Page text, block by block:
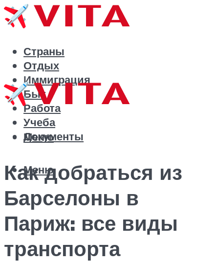
Страны
Отдых
Иммиграция
Быт
Работа
Учеба
Документы
Меню
Меню
Как добраться из
Барселоны в
Париж: все виды
транспорта